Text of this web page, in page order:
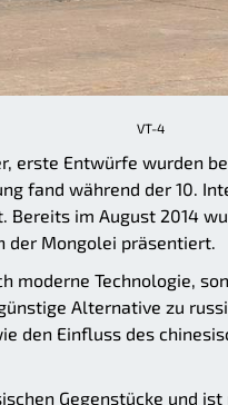
VT-4
erste Entwürfe wurden
fand während der 10.
im August 2014
der Mongolei präsentiert.
moderne Technologie,
Alternative zu
den Einfluss des
Gegenstücke und